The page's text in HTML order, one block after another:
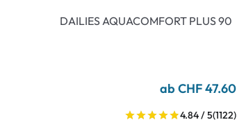
DAILIES AQUACOMFORT PLUS 90
ab CHF 47.60
4.84 / 5(1122)